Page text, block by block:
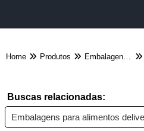
Home Produtos Embalagens diversas - Categoria
Buscas relacionadas:
Embalagens para alimentos